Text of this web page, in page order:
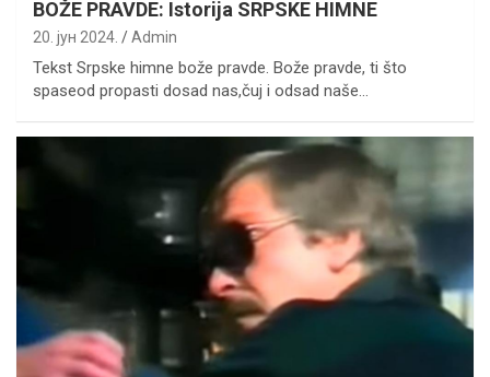
BOŽE PRAVDE: Istorija SRPSKE HIMNE
20. јун 2024. Admin
Tekst Srpske himne bože pravde. Bože pravde, ti što
spaseod propasti dosad nas,čuj i odsad naše…